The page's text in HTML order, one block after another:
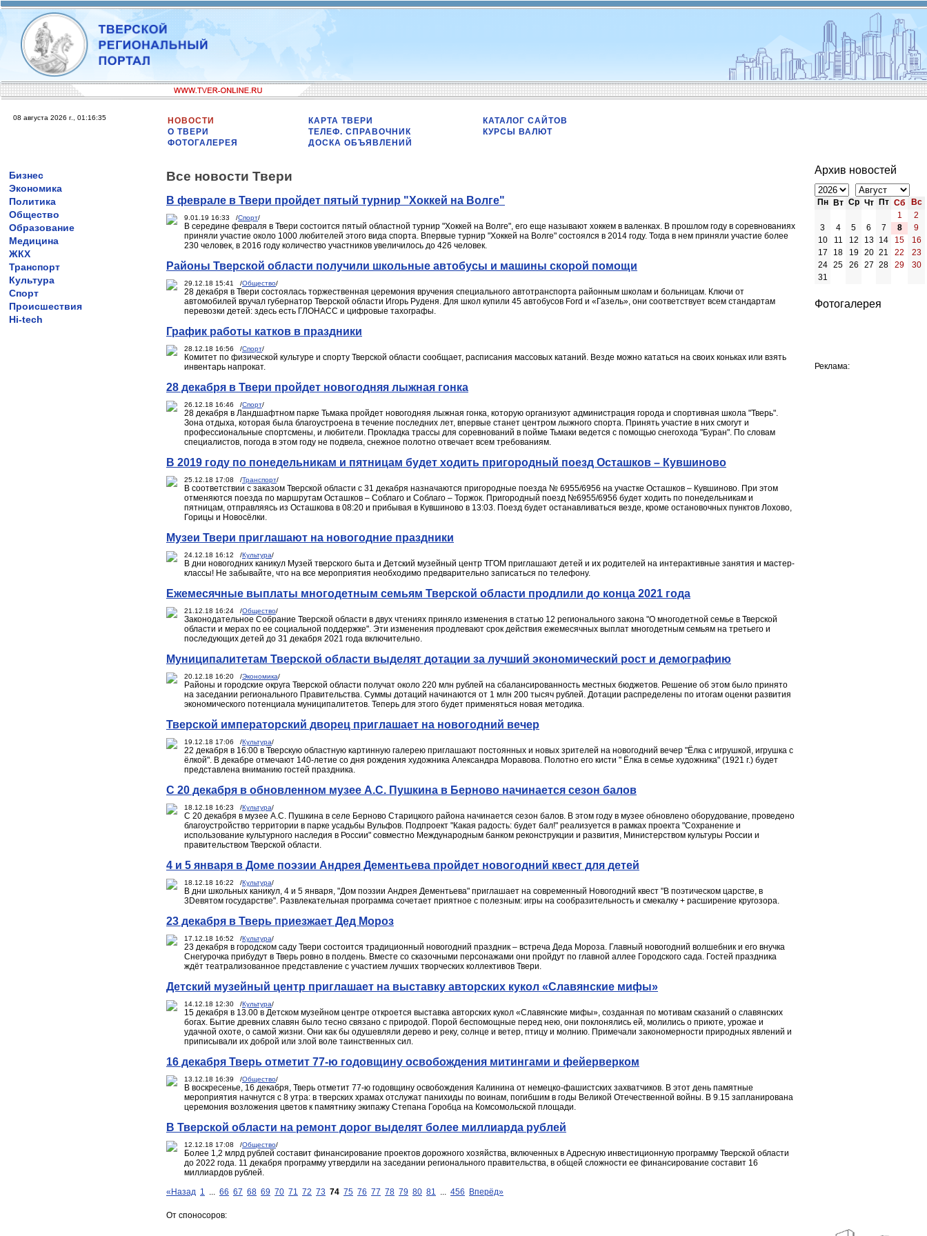
08 августа 2026 г., 01:16:35
НОВОСТИ
О ТВЕРИ
ФОТОГАЛЕРЕЯ
КАРТА ТВЕРИ
ТЕЛЕФ. СПРАВОЧНИК
ДОСКА ОБЪЯВЛЕНИЙ
КАТАЛОГ САЙТОВ
КУРСЫ ВАЛЮТ
Бизнес
Экономика
Политика
Общество
Образование
Медицина
ЖКХ
Транспорт
Культура
Спорт
Происшествия
Hi-tech
Все новости Твери
В феврале в Твери пройдет пятый турнир "Хоккей на Волге"
9.01.19 16:33 /Спорт/
В середине февраля в Твери состоится пятый областной турнир "Хоккей на Волге", его еще называют хоккем в валенках. В прошлом году в соревнованиях
приняли участие около 1000 любителей этого вида спорта. Впервые турнир "Хоккей на Волге" состоялся в 2014 году. Тогда в нем приняли участие более
230 человек, в 2016 году количество участников увеличилось до 426 человек.
Районы Тверской области получили школьные автобусы и машины скорой помощи
29.12.18 15:41 /Общество/
28 декабря в Твери состоялась торжественная церемония вручения специального автотранспорта районным школам и больницам. Ключи от
автомобилей вручал губернатор Тверской области Игорь Руденя. Для школ купили 45 автобусов Ford и «Газель», они соответствует всем стандартам
перевозки детей: здесь есть ГЛОНАСС и цифровые тахографы.
График работы катков в праздники
28.12.18 16:56 /Спорт/
Комитет по физической культуре и спорту Тверской области сообщает, расписания массовых катаний. Везде можно кататься на своих коньках или взять
инвентарь напрокат.
28 декабря в Твери пройдет новогодняя лыжная гонка
26.12.18 16:46 /Спорт/
28 декабря в Ландшафтном парке Тьмака пройдет новогодняя лыжная гонка, которую организуют администрация города и спортивная школа "Тверь".
Зона отдыха, которая была благоустроена в течение последних лет, впервые станет центром лыжного спорта. Принять участие в них смогут и
профессиональные спортсмены, и любители. Прокладка трассы для соревнований в пойме Тьмаки ведется с помощью снегохода "Буран". По словам
специалистов, погода в этом году не подвела, снежное полотно отвечает всем требованиям.
В 2019 году по понедельникам и пятницам будет ходить пригородный поезд Осташков – Кувшиново
25.12.18 17:08 /Транспорт/
В соответствии с заказом Тверской области с 31 декабря назначаются пригородные поезда № 6955/6956 на участке Осташков – Кувшиново. При этом
отменяются поезда по маршрутам Осташков – Соблаго и Соблаго – Торжок. Пригородный поезд №6955/6956 будет ходить по понедельникам и
пятницам, отправляясь из Осташкова в 08:20 и прибывая в Кувшиново в 13:03. Поезд будет останавливаться везде, кроме остановочных пунктов Лохово,
Горицы и Новосёлки.
Музеи Твери приглашают на новогодние праздники
24.12.18 16:12 /Культура/
В дни новогодних каникул Музей тверского быта и Детский музейный центр ТГОМ приглашают детей и их родителей на интерактивные занятия и мастер-
классы! Не забывайте, что на все мероприятия необходимо предварительно записаться по телефону.
Ежемесячные выплаты многодетным семьям Тверской области продлили до конца 2021 года
21.12.18 16:24 /Общество/
Законодательное Собрание Тверской области в двух чтениях приняло изменения в статью 12 регионального закона "О многодетной семье в Тверской
области и мерах по ее социальной поддержке". Эти изменения продлевают срок действия ежемесячных выплат многодетным семьям на третьего и
последующих детей до 31 декабря 2021 года включительно.
Муниципалитетам Тверской области выделят дотации за лучший экономический рост и демографию
20.12.18 16:20 /Экономика/
Районы и городские округа Тверской области получат около 220 млн рублей на сбалансированность местных бюджетов. Решение об этом было принято
на заседании регионального Правительства. Суммы дотаций начинаются от 1 млн 200 тысяч рублей. Дотации распределены по итогам оценки развития
экономического потенциала муниципалитетов. Теперь для этого будет применяться новая методика.
Тверской императорский дворец приглашает на новогодний вечер
19.12.18 17:06 /Культура/
22 декабря в 16:00 в Тверскую областную картинную галерею приглашают постоянных и новых зрителей на новогодний вечер "Ёлка с игрушкой, игрушка с
ёлкой". В декабре отмечают 140-летие со дня рождения художника Александра Моравова. Полотно его кисти " Ёлка в семье художника" (1921 г.) будет
представлена вниманию гостей праздника.
С 20 декабря в обновленном музее А.С. Пушкина в Берново начинается сезон балов
18.12.18 16:23 /Культура/
С 20 декабря в музее А.С. Пушкина в селе Берново Старицкого района начинается сезон балов. В этом году в музее обновлено оборудование, проведено
благоустройство территории в парке усадьбы Вульфов. Подпроект "Какая радость: будет бал!" реализуется в рамках проекта "Сохранение и
использование культурного наследия в России" совместно Международным банком реконструкции и развития, Министерством культуры России и
правительством Тверской области.
4 и 5 января в Доме поэзии Андрея Дементьева пройдет новогодний квест для детей
18.12.18 16:22 /Культура/
В дни школьных каникул, 4 и 5 января, "Дом поэзии Андрея Дементьева" приглашает на современный Новогодний квест "В поэтическом царстве, в
3Dевятом государстве". Развлекательная программа сочетает приятное с полезным: игры на сообразительность и смекалку + расширение кругозора.
23 декабря в Тверь приезжает Дед Мороз
17.12.18 16:52 /Культура/
23 декабря в городском саду Твери состоится традиционный новогодний праздник – встреча Деда Мороза. Главный новогодний волшебник и его внучка
Снегурочка прибудут в Тверь ровно в полдень. Вместе со сказочными персонажами они пройдут по главной аллее Городского сада. Гостей праздника
ждёт театрализованное представление с участием лучших творческих коллективов Твери.
Детский музейный центр приглашает на выставку авторских кукол «Славянские мифы»
14.12.18 12:30 /Культура/
15 декабря в 13.00 в Детском музейном центре откроется выставка авторских кукол «Славянские мифы», созданная по мотивам сказаний о славянских
богах. Бытие древних славян было тесно связано с природой. Порой беспомощные перед нею, они поклонялись ей, молились о приюте, урожае и
удачной охоте, о самой жизни. Они как бы одушевляли дерево и реку, солнце и ветер, птицу и молнию. Примечали закономерности природных явлений и
приписывали их доброй или злой воле таинственных сил.
16 декабря Тверь отметит 77-ю годовщину освобождения митингами и фейерверком
13.12.18 16:39 /Общество/
В воскресенье, 16 декабря, Тверь отметит 77-ю годовщину освобождения Калинина от немецко-фашистских захватчиков. В этот день памятные
мероприятия начнутся с 8 утра: в тверских храмах отслужат панихиды по воинам, погибшим в годы Великой Отечественной войны. В 9.15 запланирована
церемония возложения цветов к памятнику экипажу Степана Горобца на Комсомольской площади.
В Тверской области на ремонт дорог выделят более миллиарда рублей
12.12.18 17:08 /Общество/
Более 1,2 млрд рублей составит финансирование проектов дорожного хозяйства, включенных в Адресную инвестиционную программу Тверской области
до 2022 года. 11 декабря программу утвердили на заседании регионального правительства, в общей сложности ее финансирование составит 16
миллиардов рублей.
«Назад 1 ... 66 67 68 69 70 71 72 73 74 75 76 77 78 79 80 81 ... 456 Вперёд»
От споносоров:
Архив новостей
Пн Вт Ср Чт Пт Сб
Вс
1
2
3
4 5 6 7 8
9
10
11 12 13 14 15
16
17
18 19 20 21 22
23
24
25 26 27 28 29
30
31
Фотогалерея
Реклама: